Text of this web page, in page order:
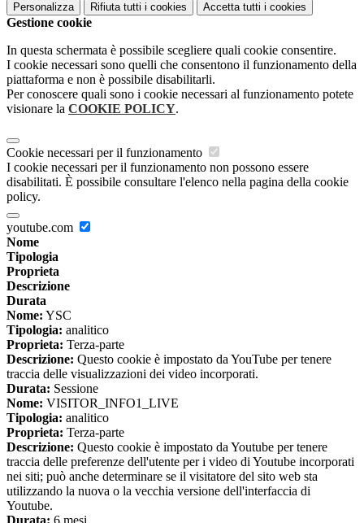
Personalizza Rifiuta tutti i cookies Accetta tutti i cookies
Gestione cookie
In questa schermata è possibile scegliere quali cookie consentire.
I cookie necessari sono quelli che consentono il funzionamento della
piattaforma e non è possibile disabilitarli.
Per conoscere quali sono i cookie necessari al funzionamento potete
visionare la COOKIE POLICY.
Cookie necessari per il funzionamento
I cookie necessari per il funzionamento non possono essere
disabilitati. È possibile consultare l'elenco nella pagina della cookie
policy.
youtube.com
Nome
Tipologia
Proprieta
Descrizione
Durata
Nome: YSC
Tipologia: analitico
Proprieta: Terza-parte
Descrizione: Questo cookie è impostato da YouTube per tenere
traccia delle visualizzazioni dei video incorporati.
Durata: Sessione
Nome: VISITOR_INFO1_LIVE
Tipologia: analitico
Proprieta: Terza-parte
Descrizione: Questo cookie è impostato da Youtube per tenere
traccia delle preferenze dell'utente per i video di Youtube incorporati
nei siti; può anche determinare se il visitatore del sito web sta
utilizzando la nuova o la vecchia versione dell'interfaccia di
Youtube.
Durata: 6 mesi